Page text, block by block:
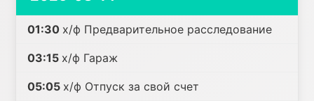
01:30 х/ф Предварительное расследование
03:15 х/ф Гараж
05:05 х/ф Отпуск за свой счет